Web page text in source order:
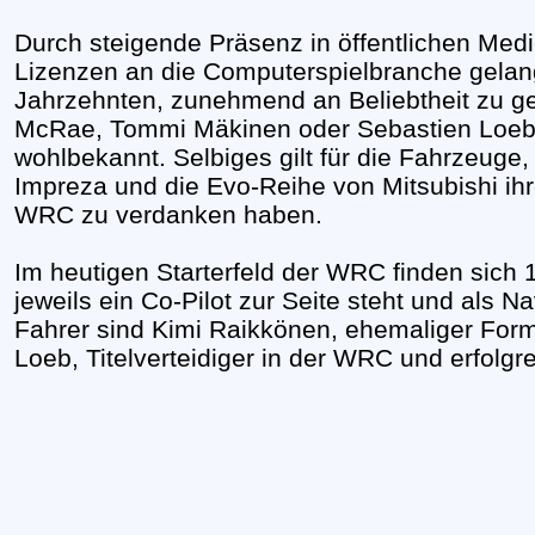
Durch steigende Präsenz in öffentlichen
Lizenzen an die Computerspielbranche
Jahrzehnten, zunehmend an Beliebtheit zu
McRae, Tommi Mäkinen oder Sebastien
wohlbekannt. Selbiges gilt für die
Impreza und die Evo-Reihe von Mitsubishi
WRC zu verdanken haben.
Im heutigen Starterfeld der WRC finden sich
jeweils ein Co-Pilot zur Seite steht und als
Fahrer sind Kimi Raikkönen, ehemaliger
Loeb, Titelverteidiger in der WRC und